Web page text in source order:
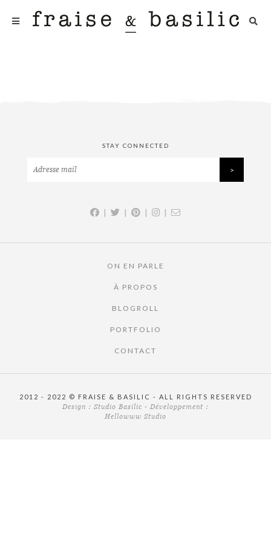
STAY CONNECTED
| | | |
ON EN PARLE
À PROPOS
BLOGROLL
PORTFOLIO
CONTACT
2012 - 2022 © FRAISE & BASILIC - ALL RIGHTS RESERVED
Design : Studio Basilic - Développement :
Hellowww Studio